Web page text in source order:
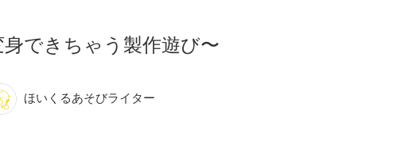
できちゃう製作遊び〜
ほいくるあそびライター